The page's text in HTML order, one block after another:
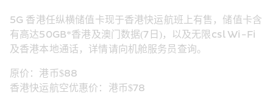
5G 香港任纵横储值卡现于香港快运航班上有售，储值卡含
有高达50GB*香港及澳门数据(7日)，以及无限csl Wi-Fi
及香港本地通话，详情请向机舱服务员查询。
原价：港币$88
香港快运航空优惠价：港币$78